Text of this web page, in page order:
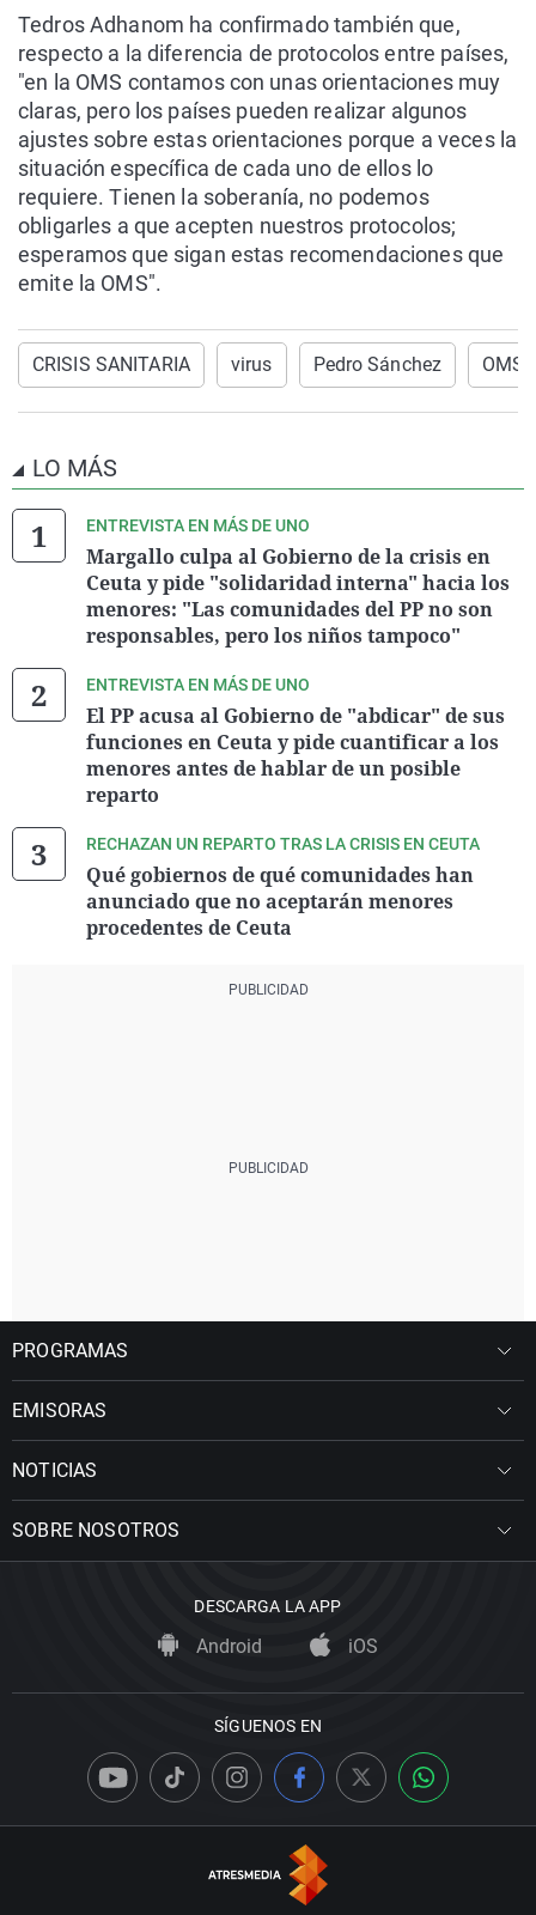
Tedros Adhanom ha confirmado también que,
respecto a la diferencia de protocolos entre países,
"en la OMS contamos con unas orientaciones muy
claras, pero los países pueden realizar algunos
ajustes sobre estas orientaciones porque a veces la
situación específica de cada uno de ellos lo
requiere. Tienen la soberanía, no podemos
obligarles a que acepten nuestros protocolos;
esperamos que sigan estas recomendaciones que
emite la OMS".
CRISIS SANITARIA virus Pedro Sánchez OMS
LO MÁS
ENTREVISTA EN MÁS DE UNO
Margallo culpa al Gobierno de la crisis en
Ceuta y pide "solidaridad interna" hacia los
menores: "Las comunidades del PP no son
responsables, pero los niños tampoco"
ENTREVISTA EN MÁS DE UNO
El PP acusa al Gobierno de "abdicar" de sus
funciones en Ceuta y pide cuantificar a los
menores antes de hablar de un posible
reparto
RECHAZAN UN REPARTO TRAS LA CRISIS EN CEUTA
Qué gobiernos de qué comunidades han
anunciado que no aceptarán menores
procedentes de Ceuta
PROGRAMAS
EMISORAS
NOTICIAS
SOBRE NOSOTROS
DESCARGA LA APP
Android iOS
SÍGUENOS EN